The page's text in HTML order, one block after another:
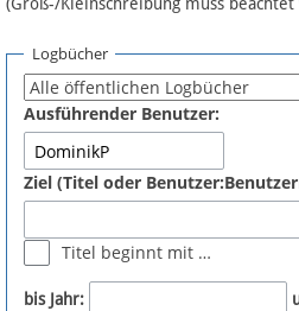
Fördermitglied werden
Fehler melden
Newsletter
Logbücher
Ausführender Benutzer:
Ziel (Titel oder
Titel beginnt mit …
bis Jahr: